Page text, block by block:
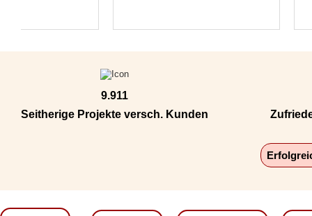
9.911
Seitherige Projekte versch. Kunden